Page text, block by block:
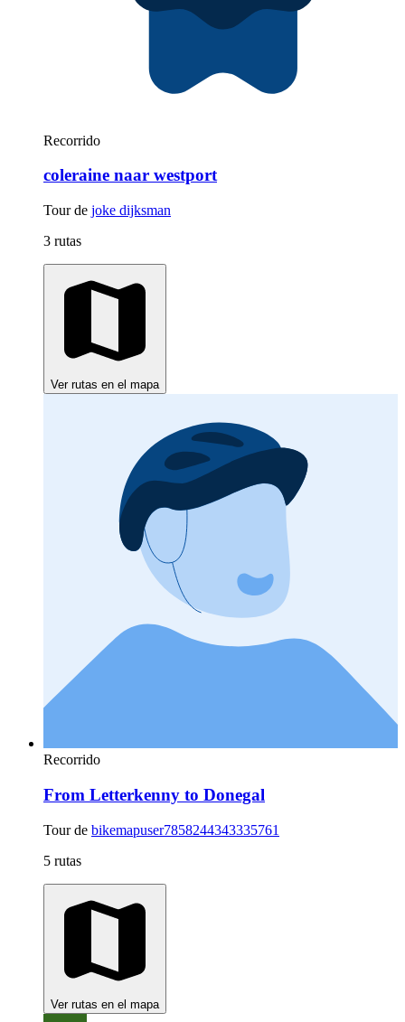
Recorrido
coleraine naar westport
Tour de joke dijksman
3 rutas
Ver rutas en el mapa
Recorrido
From Letterkenny to Donegal
Tour de bikemapuser7858244343335761
5 rutas
Ver rutas en el mapa